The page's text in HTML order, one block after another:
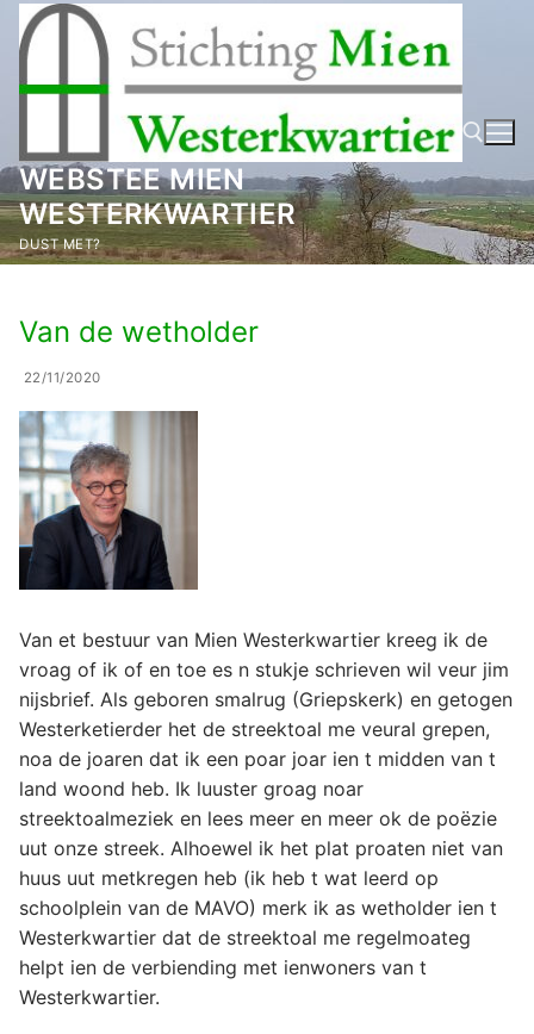
naar
inhoud
WEBSTEE MIEN
WESTERKWARTIER
DUST MET? Zoeken naar:
Van de wetholder
22/11/2020
Van et bestuur van Mien Westerkwartier kreeg ik de
vroag of ik of en toe es n stukje schrieven wil veur jim
nijsbrief. Als geboren smalrug (Griepskerk) en getogen
Westerketierder het de streektoal me veural grepen,
noa de joaren dat ik een poar joar ien t midden van t
land woond heb. Ik luuster groag noar
streektoalmeziek en lees meer en meer ok de poëzie
uut onze streek. Alhoewel ik het plat proaten niet van
huus uut metkregen heb (ik heb t wat leerd op
schoolplein van de MAVO) merk ik as wetholder ien t
Westerkwartier dat de streektoal me regelmoateg
helpt ien de verbiending met ienwoners van t
Westerkwartier.